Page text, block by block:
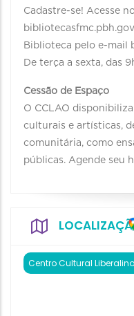
Cadastre-se! Acesse
Biblioteca pelo e-mail
De terça a sexta, das
Cessão de Espaço
O CCLAO
culturais e artísticas,
comunitária, como
públicas. Agende seu
Centro Cultural